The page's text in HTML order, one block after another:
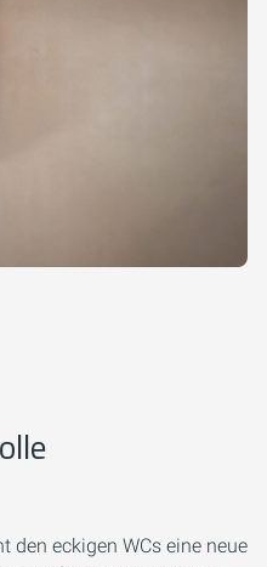
den eckigen WCs eine neue